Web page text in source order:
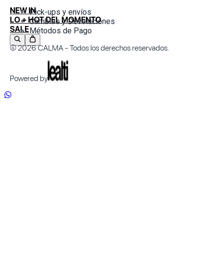
NEW IN
LO + HOT DEL MOMENTO
SALE
Pick-ups y envíos
Cambios y Devoluciones
Métodos de Pago
© 2026CALMA- Todos los derechos reservados.
Powered by